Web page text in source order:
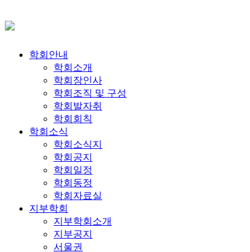
학회안내
학회소개
학회장인사
학회조직 및 구성
학회발자취
학회회칙
학회소식
학회소식지
학회공지
학회일정
학회동정
학회자료실
지부학회
지부학회소개
지부공지
서울권